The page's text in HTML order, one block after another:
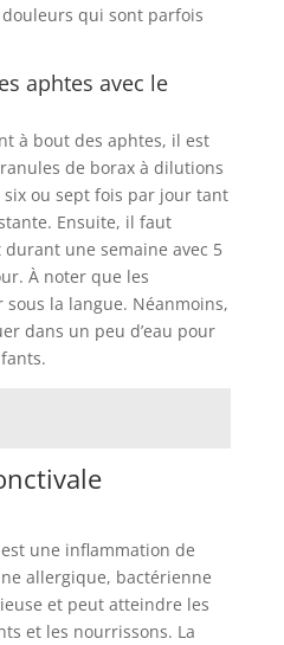
qui sont parfois
aphtes avec le
à bout des aphtes, il est
de borax à dilutions
ou sept fois par jour tant
Ensuite, il faut
une semaine avec 5
À noter que les
la langue. Néanmoins,
dans un peu d’eau pour
une inflammation de
allergique, bactérienne
et peut atteindre les
et les nourrissons. La